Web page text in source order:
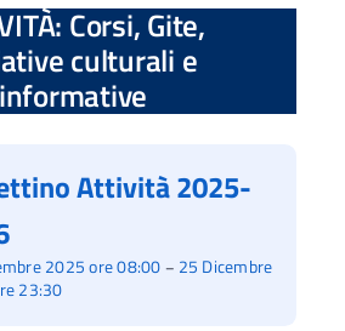
Corsi, Gite,
culturali e
informative
2025 ore 08:00 – 25 Dicembre
23:30
Attività 2025-